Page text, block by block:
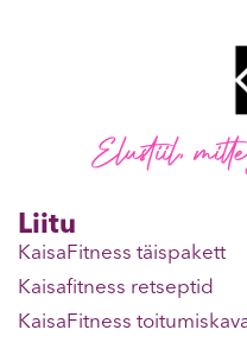
Elustiil,
Liitu
KaisaFitness täispakett
Kaisafitness retseptid
KaisaFitness